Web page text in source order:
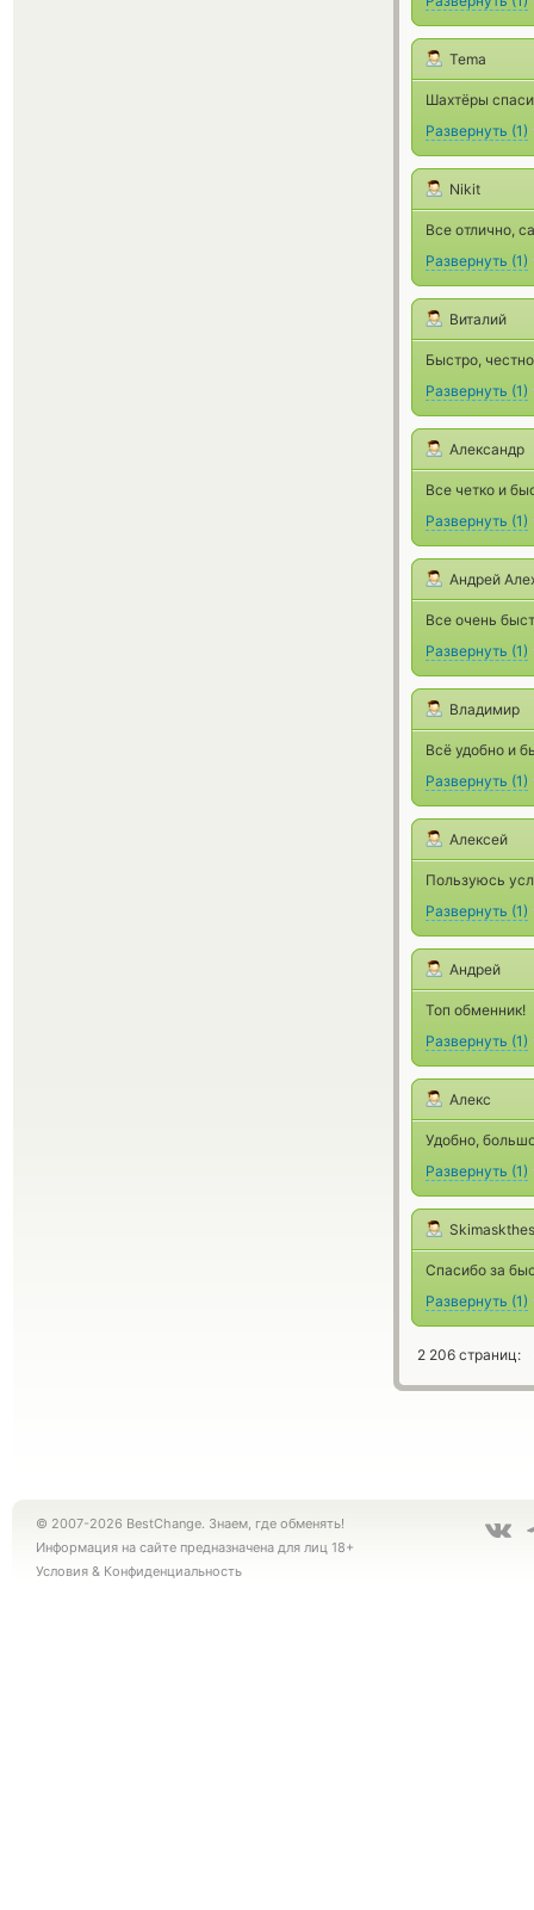
Tema
Шахтёры
Развернуть (1)
Nikit
Все отлично,
Развернуть (1)
Виталий
Быстро,
Развернуть (1)
Александр
Все четко и
Развернуть (1)
Андрей
Все очень
Развернуть (1)
Владимир
Всё удобно и
Развернуть (1)
Алексей
Пользуюсь
Развернуть (1)
Андрей
Топ обменник!
Развернуть (1)
Алекс
Удобно,
Развернуть (1)
Спасибо за
Развернуть (1)
2 206 страниц:
© 2007-2026 BestChange. Знаем, где обменять!
Информация на сайте предназначена для лиц 18+
Условия & Конфиденциальность